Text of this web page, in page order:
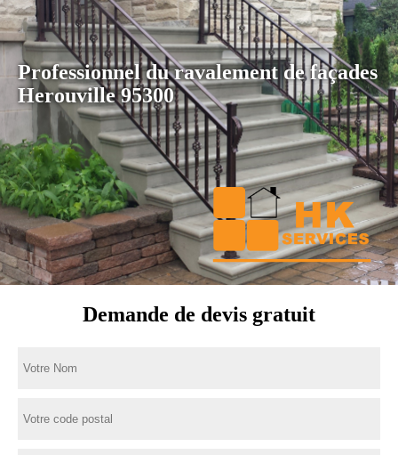
Professionnel du ravalement de façades
Herouville 95300
Demande de devis gratuit